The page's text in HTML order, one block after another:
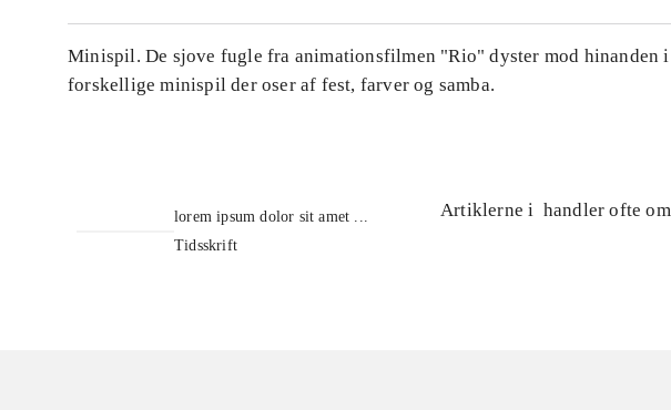
Minispil. De sjove fugle fra animationsfilmen "Rio" dyster mod hinanden
forskellige minispil der oser af fest, farver og samba.
lorem ipsum dolor sit amet ...
Tidsskrift
Artiklerne i handler ofte om